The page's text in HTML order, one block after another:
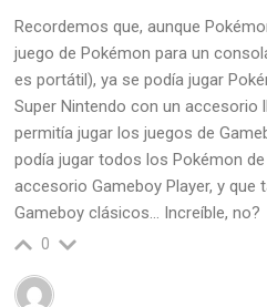
Recordemos que, aunque
juego de Pokémon para un
es portátil), ya se podía jugar
Super Nintendo con un accesorio
permitía jugar los juegos de
podía jugar todos los Pokémon
accesorio Gameboy Player, y que
Gameboy clásicos… Increíble, no?
0